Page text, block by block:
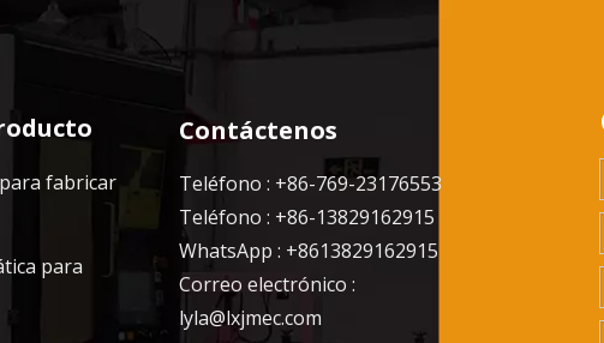
fabricar
para
Contáctenos
Teléfono : +86-769-23176553
Teléfono : +86-13829162915
WhatsApp : +8613829162915
Correo electrónico :
lyla@lxjmec.com